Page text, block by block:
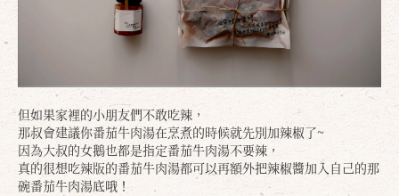
但如果家裡的小朋友們不敢吃辣，
那叔會建議你番茄牛肉湯在烹煮的時候就先別加辣椒了~
因為大叔的女鵝也都是指定番茄牛肉湯不要辣，
真的很想吃辣版的番茄牛肉湯都可以再額外把辣椒醬加入自己的那
碗番茄牛肉湯底哦！